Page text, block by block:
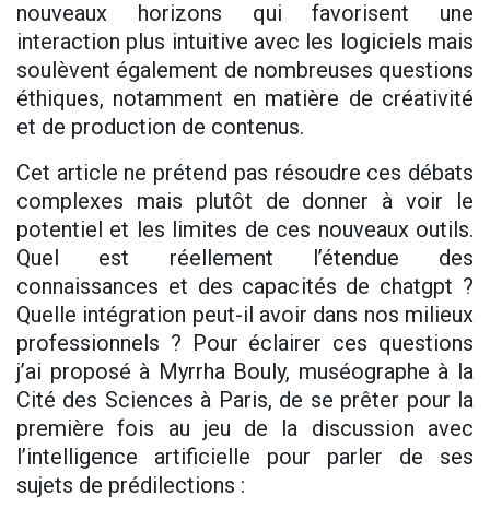
nouveaux horizons qui favorisent une
interaction plus intuitive avec les logiciels mais
soulèvent également de nombreuses questions
éthiques, notamment en matière de créativité
et de production de contenus.
Cet article ne prétend pas résoudre ces débats
complexes mais plutôt de donner à voir le
potentiel et les limites de ces nouveaux outils.
Quel est réellement l’étendue des
connaissances et des capacités de chatgpt ?
Quelle intégration peut-il avoir dans nos milieux
professionnels ? Pour éclairer ces questions
j’ai proposé à Myrrha Bouly, muséographe à la
Cité des Sciences à Paris, de se prêter pour la
première fois au jeu de la discussion avec
l’intelligence artificielle pour parler de ses
sujets de prédilections :